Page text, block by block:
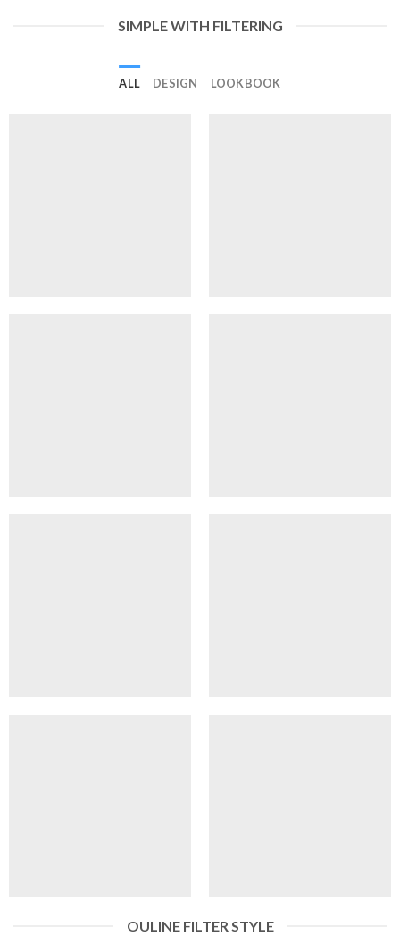
SIMPLE WITH FILTERING
ALL DESIGN LOOKBOOK
OULINE FILTER STYLE